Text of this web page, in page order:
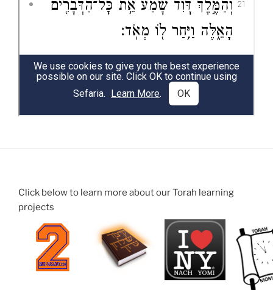
Click below to learn more about our Torah learning
projects